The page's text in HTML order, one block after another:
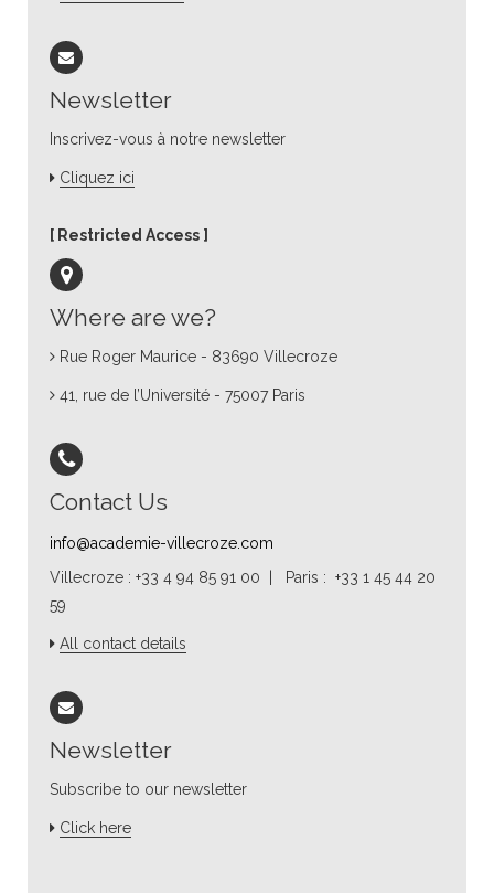
Newsletter
Inscrivez-vous à notre newsletter
Cliquez ici
Where are we?
Rue Roger Maurice - 83690 Villecroze
41, rue de l’Université - 75007 Paris
Contact Us
info@academie-villecroze.com
Villecroze : +33 4 94 85 91 00 | Paris : +33 1 45 44 20
59
All contact details
Newsletter
Subscribe to our newsletter
Click here
Restricted Access